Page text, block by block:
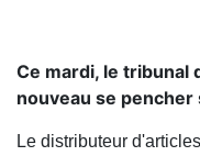
Ce mardi, le tribunal
nouveau se pencher
Le distributeur